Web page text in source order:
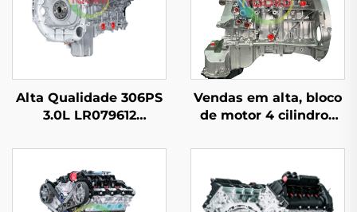
Alta Qualidade 306PS
3.0L LR079612
Bloco Longo para Land
Rover 2012-2016
Vendas em alta, bloco
de motor 4 cilindros
2.0T conforme padrão
OEM, recondicionado
para Mercedes Benz
C200 C300 E300